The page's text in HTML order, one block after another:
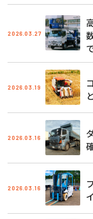
2026.03.27
2026.03.19
2026.03.16
2026.03.16